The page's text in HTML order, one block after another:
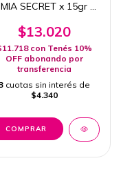
SECRET x 15gr -
$13.020
con Tenés 10%
OFF abonando por
transferencia
cuotas sin interés de
$4.340